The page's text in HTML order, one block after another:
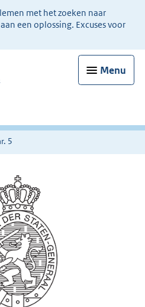
met het zoeken naar
een oplossing. Excuses voor
Menu
5